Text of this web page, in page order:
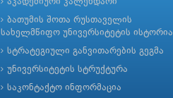
ბათუმის შოთა რუსთაველის
სახელმწიფო უნივერსიტეტის ისტორია
სტრატეგიული განვითარების გეგმა
უნივერსიტეტის სტრუქტურა
საკონტაქტო ინფორმაცია